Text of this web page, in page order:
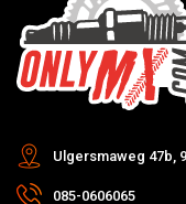
Ulgersmaweg 47b,
085-0606065